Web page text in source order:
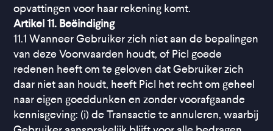
opvattingen voor haar rekening komt.
Artikel 11. Beëindiging
11.1 Wanneer Gebruiker zich niet aan de bepalingen
van deze Voorwaarden houdt, of Picl goede
redenen heeft om te geloven dat Gebruiker zich
daar niet aan houdt, heeft Picl het recht om geheel
naar eigen goeddunken en zonder voorafgaande
kennisgeving: (i) de Transactie te annuleren, waarbij